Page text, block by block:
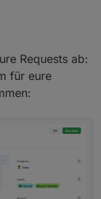
Requests ab:
für eure